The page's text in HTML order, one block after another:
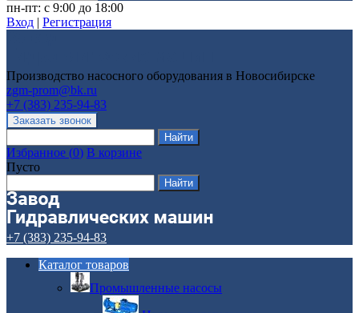
пн-пт: с 9:00 до 18:00
Вход | Регистрация
Производство насосного оборудования в Новосибирске
zgm-prom@bk.ru
+7 (383) 235-94-83
Избранное (0) В корзине
Пусто
+7 (383) 235-94-83
Каталог товаров
Промышленные насосы